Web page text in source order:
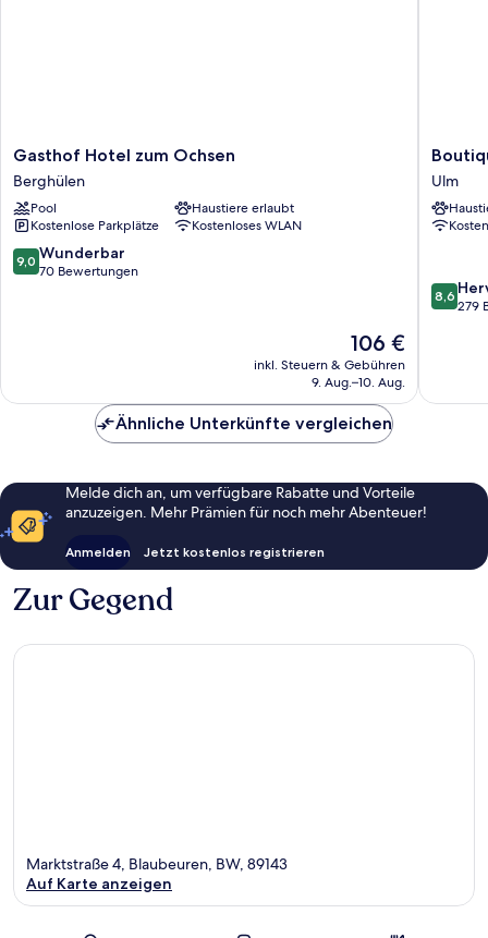
Gasthof
Hotel
zum
Ochsen
Berghülen
Gasthof Hotel zum Ochsen
Berghülen
Pool
Haustiere erlaubt
Kostenlose Parkplätze
Kostenloses WLAN
9.0
von
9,0 Wunderbar
70 Bewertungen
Der
Preis
beträgt
106 €
inkl. Steuern & Gebühren
9. Aug.–10. Aug.
Hotel
by
EMPA
Ulm
Ulm
8.6
von
8,6
279
Ähnliche Unterkünfte vergleichen
Melde dich an, um verfügbare Rabatte und Vorteile
anzuzeigen. Mehr Prämien für noch mehr Abenteuer!
Anmelden Jetzt kostenlos registrieren
Zur Gegend
Marktstraße 4, Blaubeuren, BW, 89143
Auf Karte anzeigen